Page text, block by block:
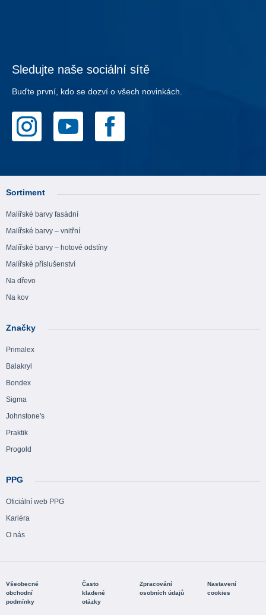
Sledujte naše sociální sítě
Buďte první, kdo se dozví o všech novinkách.
Sortiment
Malířské barvy fasádní
Malířské barvy – vnitřní
Malířské barvy – hotové odstíny
Malířské příslušenství
Na dřevo
Na kov
Značky
Primalex
Balakryl
Bondex
Sigma
Johnstone's
Praktik
Progold
PPG
Oficiální web PPG
Kariéra
O nás
Všeobecné
obchodní
podmínky
Často
kladené
otázky
Zpracování
osobních údajů
Nastavení
cookies